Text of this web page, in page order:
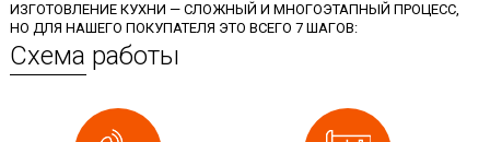
ИЗГОТОВЛЕНИЕ КУХНИ — СЛОЖНЫЙ И МНОГОЭТАПНЫЙ ПРОЦЕСС,
НО ДЛЯ НАШЕГО ПОКУПАТЕЛЯ ЭТО ВСЕГО 7 ШАГОВ:
Схема работы